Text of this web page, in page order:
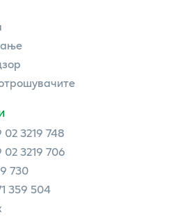
02 3219 748
02 3219 706
730
359 504